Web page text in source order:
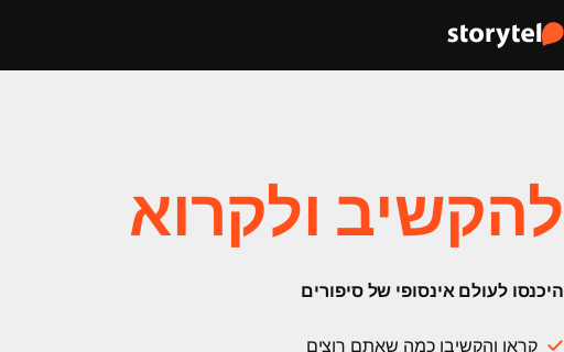
להקשיב ולקרוא
היכנסו לעולם אינסופי של סיפורים
קראו והקשיבו כמה שאתם רוצים